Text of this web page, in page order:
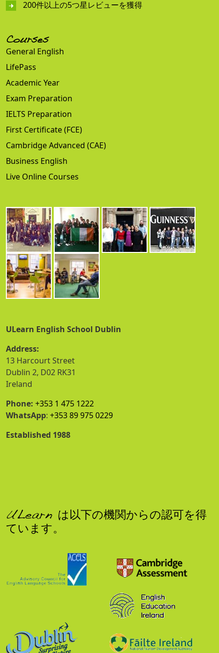
200件以上の5つ星レビューを獲得
Courses
General English
LifePass
Academic Year
Exam Preparation
IELTS Preparation
First Certificate (FCE)
Cambridge Advanced (CAE)
Business English
Live Online Courses
ULearn English School Dublin
Address:
13 Harcourt Street
Dublin 2, D02 RK31
Ireland
Phone: +353 1 475 1222
WhatsApp: +353 89 975 0229
Established 1988
ULearn は以下の機関からの認可を得
ています。